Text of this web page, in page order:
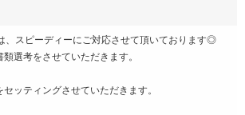
スピーディーにご対応させて頂いております◎
選考をさせていただきます。
ッティングさせていただきます。